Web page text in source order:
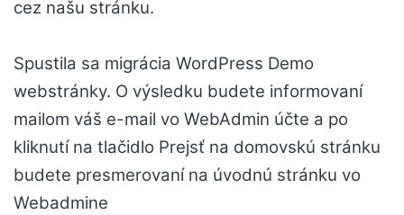
cez našu stránku.
Spustila sa migrácia WordPress Demo
webstránky. O výsledku budete informovaní
mailom váš e-mail vo WebAdmin účte a po
kliknutí na tlačidlo Prejsť na domovskú stránku
budete presmerovaní na úvodnú stránku vo
Webadmine